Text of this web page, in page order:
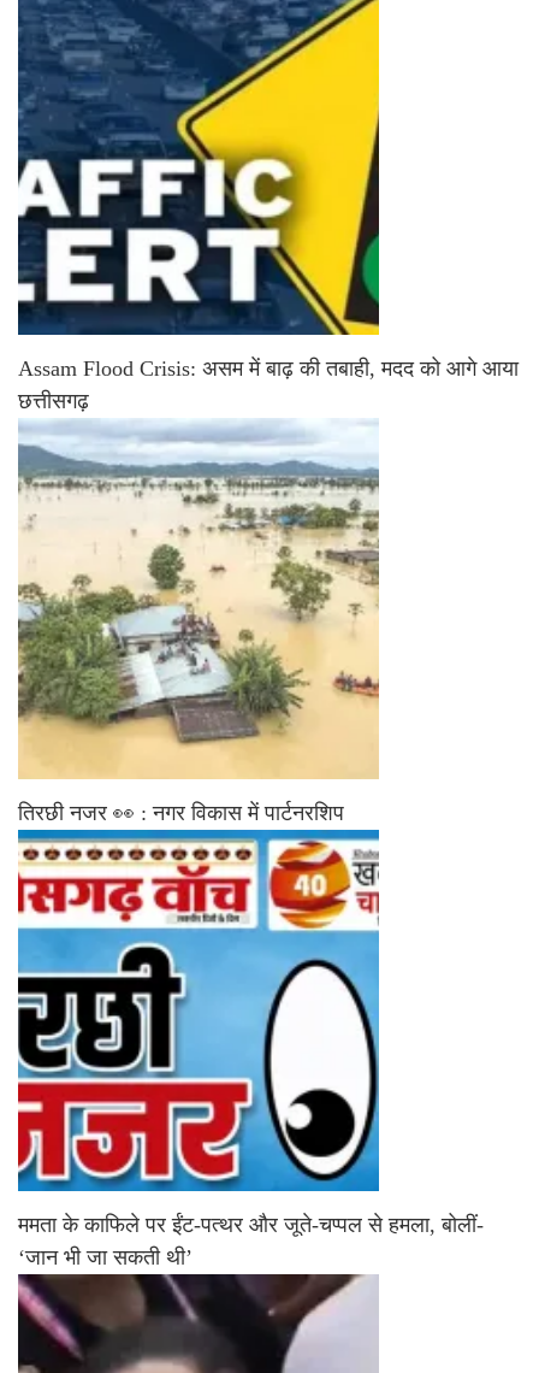
Assam Flood Crisis: असम में बाढ़ की तबाही, मदद को आगे आया
छत्तीसगढ़
तिरछी नजर 👀 : नगर विकास में पार्टनरशिप
ममता के काफिले पर ईंट-पत्थर और जूते-चप्पल से हमला, बोलीं-
‘जान भी जा सकती थी’